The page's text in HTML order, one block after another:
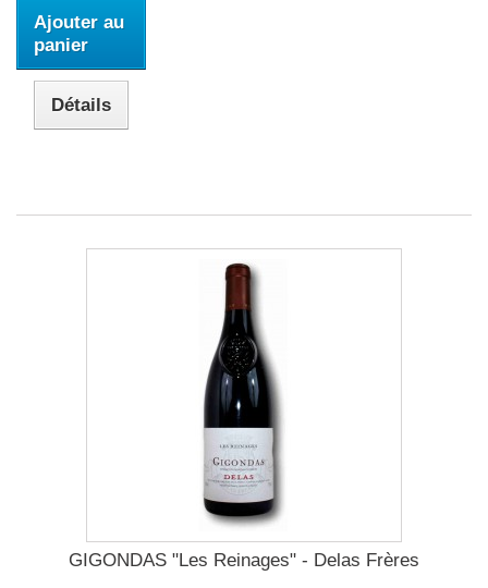
Ajouter au
panier
Détails
GIGONDAS "Les Reinages" - Delas Frères